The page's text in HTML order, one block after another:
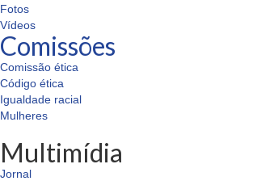
Fotos
Vídeos
Comissões
Comissão ética
Código ética
Igualdade racial
Mulheres
Multimídia
Jornal